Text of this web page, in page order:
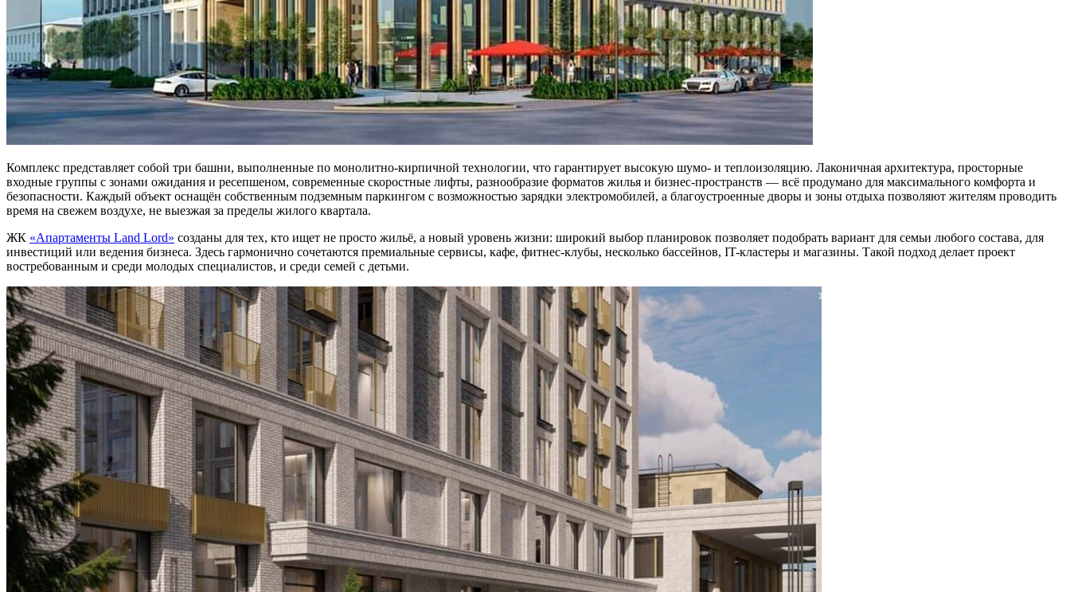
Комплекс представляет собой три башни, выполненные по монолитно-кирпичной технологии, что гарантирует высокую шумо- и теплоизоляцию. Лаконичная архитектура, просторные
входные группы с зонами ожидания и ресепшеном, современные скоростные лифты, разнообразие форматов жилья и бизнес-пространств — всё продумано для максимального комфорта и
безопасности. Каждый объект оснащён собственным подземным паркингом с возможностью зарядки электромобилей, а благоустроенные дворы и зоны отдыха позволяют жителям проводить
время на свежем воздухе, не выезжая за пределы жилого квартала.
ЖК «Апартаменты Land Lord» созданы для тех, кто ищет не просто жильё, а новый уровень жизни: широкий выбор планировок позволяет подобрать вариант для семьи любого состава, для
инвестиций или ведения бизнеса. Здесь гармонично сочетаются премиальные сервисы, кафе, фитнес-клубы, несколько бассейнов, IT-кластеры и магазины. Такой подход делает проект
востребованным и среди молодых специалистов, и среди семей с детьми.